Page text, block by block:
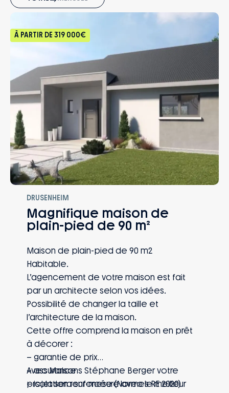
À PARTIR DE 319 000€
DRUSENHEIM
Magnifique maison de
plain-pied de 90 m²
Maison de plain-pied de 90 m2
Habitable.
L’agencement de votre maison est fait
par un architecte selon vos idées.
Possibilité de changer la taille et
l’architecture de la maison.
Cette offre comprend la maison en prêt
à décorer :
– garantie de prix
– assurance
– isolation renforcée (Normes RE 2020)
Avec Maisons Stéphane Berger votre
projet sera sur-mesure avec le meilleur